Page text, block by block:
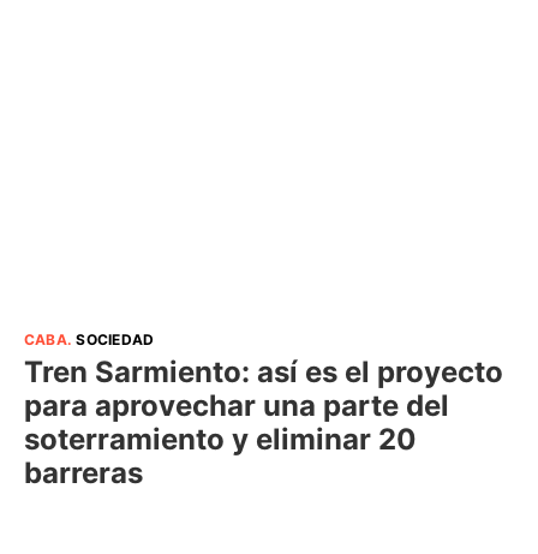
CABA.SOCIEDAD
Tren Sarmiento: así es el proyecto
para aprovechar una parte del
soterramiento y eliminar 20
barreras